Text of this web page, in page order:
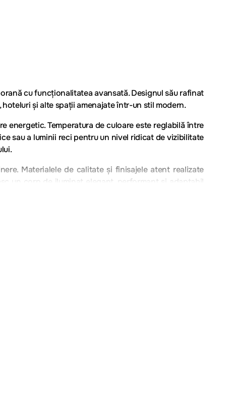
cu funcționalitatea avansată. Designul său rafinat
și alte spații amenajate într-un stil modern.
energetic. Temperatura de culoare este reglabilă între
sau a luminii reci pentru un nivel ridicat de vizibilitate
Materialele de calitate și finisajele atent realizate
un corp de iluminat elegant, performant și adaptabil